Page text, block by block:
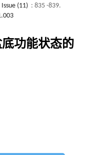
Issue (11) : 835 -839.
功能状态的